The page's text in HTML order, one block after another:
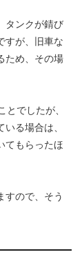
タンクが錆び
すが、旧車な
ため、その場
でしたが、
る場合は、
てもらったほ
すので、そう